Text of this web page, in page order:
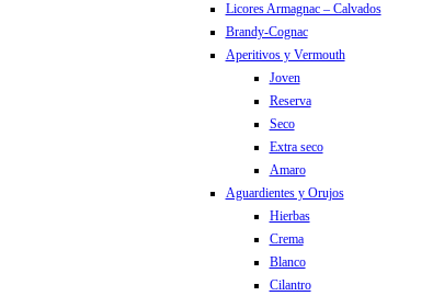
Licores Armagnac – Calvados
Brandy-Cognac
Aperitivos y Vermouth
Joven
Reserva
Seco
Extra seco
Amaro
Aguardientes y Orujos
Hierbas
Crema
Blanco
Cilantro